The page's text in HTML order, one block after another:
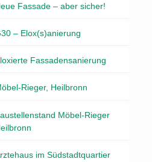
Fassade – aber sicher!
– Elox(s)anierung
Fassadensanierung
Rieger, Heilbronn
Möbel-Rieger
im Südstadtquartier